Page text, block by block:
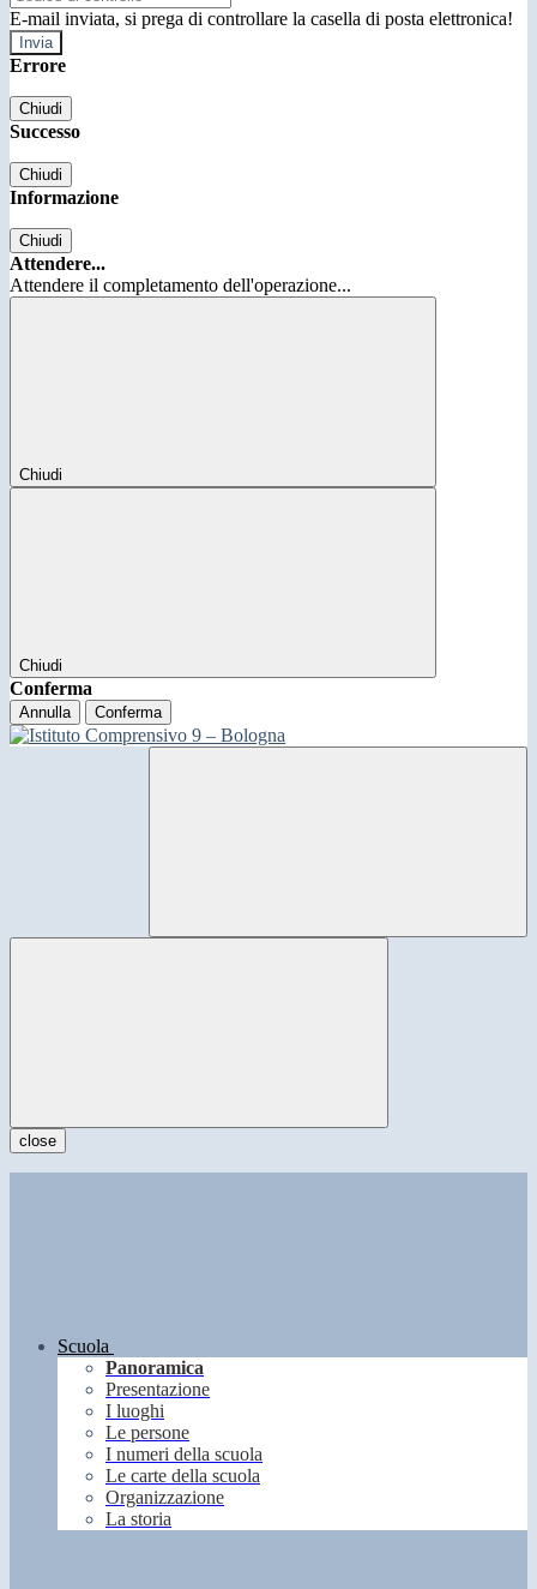
E-mail inviata, si prega di controllare la casella di posta elettronica!
Errore
Chiudi
Successo
Chiudi
Informazione
Chiudi
Attendere...
Attendere il completamento dell'operazione...
Chiudi
Chiudi
Conferma
Annulla Conferma
close
Scuola
Panoramica
Presentazione
I luoghi
Le persone
I numeri della scuola
Le carte della scuola
Organizzazione
La storia